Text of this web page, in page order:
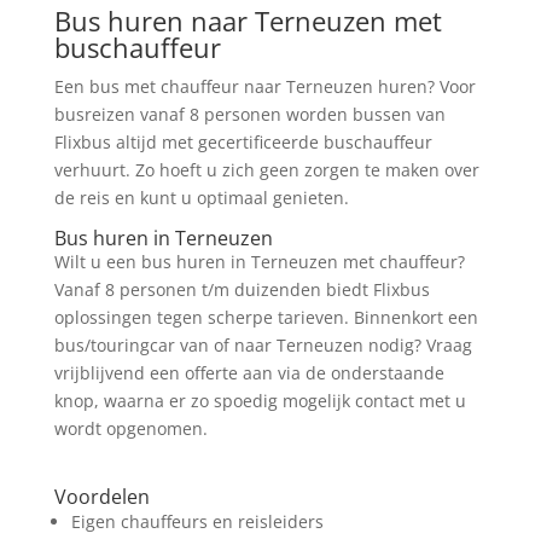
Bus huren naar Terneuzen met
buschauffeur
Een bus met chauffeur naar Terneuzen huren? Voor
busreizen vanaf 8 personen worden bussen van
Flixbus altijd met gecertificeerde buschauffeur
verhuurt. Zo hoeft u zich geen zorgen te maken over
de reis en kunt u optimaal genieten.
Bus huren in Terneuzen
Wilt u een bus huren in Terneuzen met chauffeur?
Vanaf 8 personen t/m duizenden biedt Flixbus
oplossingen tegen scherpe tarieven. Binnenkort een
bus/touringcar van of naar Terneuzen nodig? Vraag
vrijblijvend een offerte aan via de onderstaande
knop, waarna er zo spoedig mogelijk contact met u
wordt opgenomen.
Voordelen
Eigen chauffeurs en reisleiders